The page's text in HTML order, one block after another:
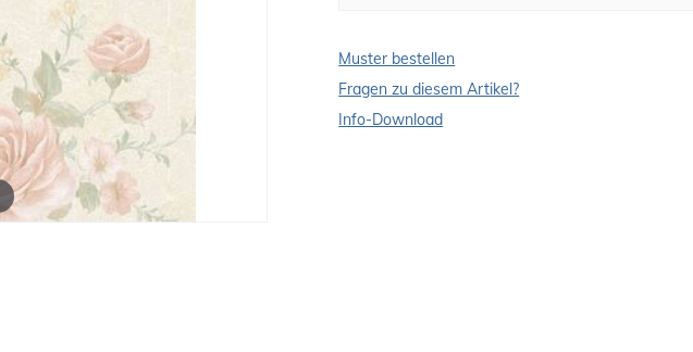
Muster bestellen
Fragen zu diesem Artikel?
Info-Download